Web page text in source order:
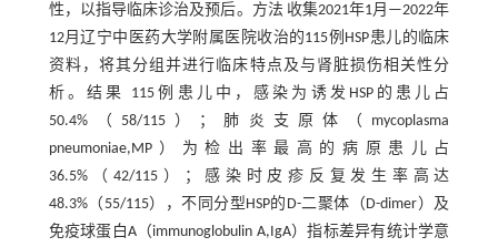
性，以指导临床诊治及预后。方法 收集2021年1月—2022年
12月辽宁中医药大学附属医院收治的115例HSP患儿的临床
资料，将其分组并进行临床特点及与肾脏损伤相关性分
析。结果 115例患儿中，感染为诱发HSP的患儿占
50.4%（58/115）；肺炎支原体（mycoplasma
pneumoniae,MP）为检出率最高的病原患儿占
36.5%（42/115）；感染时皮疹反复发生率高达
48.3%（55/115），不同分型HSP的D-二聚体（D-dimer）及
免疫球蛋白A（immunoglobulin A,IgA）指标差异有统计学意